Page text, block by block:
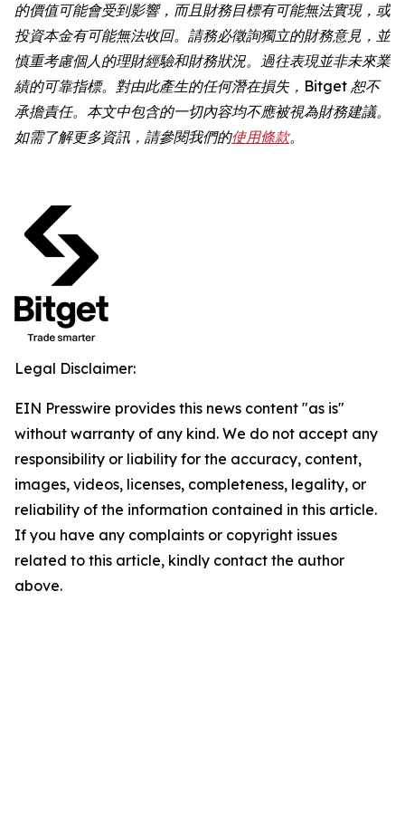
的價值可能會受到影響，而且財務目標有可能無法實現，或
投資本金有可能無法收回。請務必徵詢獨立的財務意見，並
慎重考慮個人的理財經驗和財務狀況。過往表現並非未來業
績的可靠指標。對由此產生的任何潛在損失，Bitget 恕不
承擔責任。本文中包含的一切內容均不應被視為財務建議。
如需了解更多資訊，請參閱我們的使用條款。
Legal Disclaimer:
EIN Presswire provides this news content "as is"
without warranty of any kind. We do not accept any
responsibility or liability for the accuracy, content,
images, videos, licenses, completeness, legality, or
reliability of the information contained in this article.
If you have any complaints or copyright issues
related to this article, kindly contact the author
above.